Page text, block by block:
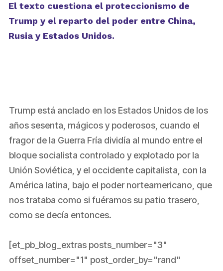
El texto cuestiona el proteccionismo de
Trump y el reparto del poder entre China,
Rusia y Estados Unidos.
Trump está anclado en los Estados Unidos de los
años sesenta, mágicos y poderosos, cuando el
fragor de la Guerra Fría dividía al mundo entre el
bloque socialista controlado y explotado por la
Unión Soviética, y el occidente capitalista, con la
América latina, bajo el poder norteamericano, que
nos trataba como si fuéramos su patio trasero,
como se decía entonces.
[et_pb_blog_extras posts_number="3"
offset_number="1" post_order_by="rand"